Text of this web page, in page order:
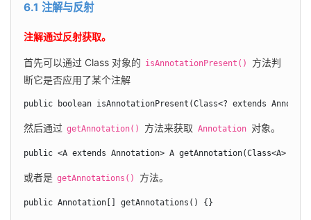
6.1 注解与反射
注解通过反射获取。
首先可以通过 Class 对象的 isAnnotationPresent()
方法判
断它是否应用了某个注解
public boolean isAnnotationPresent(Class<? extends
然后通过 getAnnotation() 方法来获取 Annotation 对象。
public <A extends Annotation> A getAnnotation(Class<A>
或者是 getAnnotations() 方法。
public Annotation[] getAnnotations() {}